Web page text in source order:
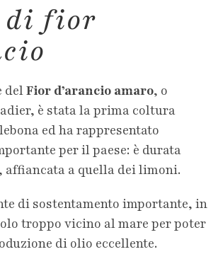
di fior
delFior d’arancio amaro, o
è stata la prima coltura
ed ha rappresentato
per il paese: è durata
affiancata a quella dei limoni.
di sostentamento importante, in
troppo vicino al mare per poter
di olio eccellente.